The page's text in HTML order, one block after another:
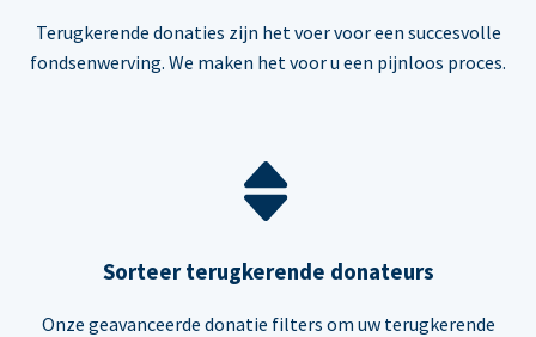
Terugkerende donaties zijn het voer voor een succesvolle
fondsenwerving. We maken het voor u een pijnloos proces.
Sorteer terugkerende donateurs
Onze geavanceerde donatie filters om uw terugkerende